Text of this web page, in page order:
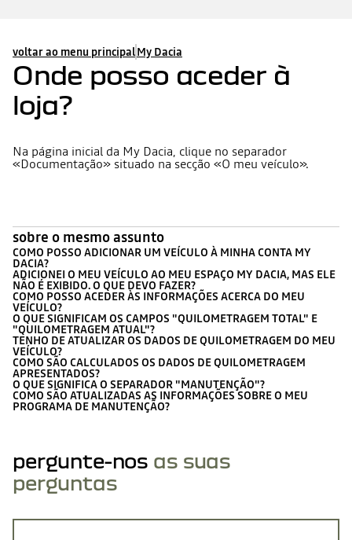
voltar ao menu principalMy Dacia
Onde posso aceder à
loja?
Na página inicial da My Dacia, clique no separador
«Documentação» situado na secção «O meu veículo».
sobre o mesmo assunto
COMO POSSO ADICIONAR UM VEÍCULO À MINHA CONTA MY
DACIA?
ADICIONEI O MEU VEÍCULO AO MEU ESPAÇO MY DACIA, MAS ELE
NÃO É EXIBIDO. O QUE DEVO FAZER?
COMO POSSO ACEDER ÀS INFORMAÇÕES ACERCA DO MEU
VEÍCULO?
O QUE SIGNIFICAM OS CAMPOS "QUILOMETRAGEM TOTAL" E
"QUILOMETRAGEM ATUAL"?
TENHO DE ATUALIZAR OS DADOS DE QUILOMETRAGEM DO MEU
VEÍCULO?
COMO SÃO CALCULADOS OS DADOS DE QUILOMETRAGEM
APRESENTADOS?
O QUE SIGNIFICA O SEPARADOR "MANUTENÇÃO"?
COMO SÃO ATUALIZADAS AS INFORMAÇÕES SOBRE O MEU
PROGRAMA DE MANUTENÇÃO?
pergunte-nos as suas
perguntas